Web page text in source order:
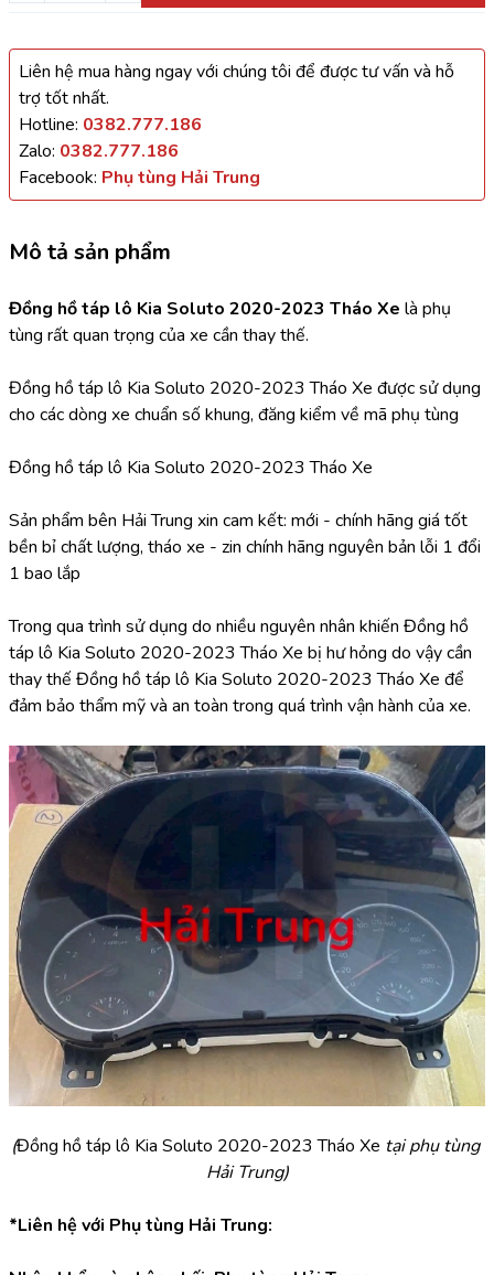
Liên hệ mua hàng ngay với chúng tôi để được tư vấn và hỗ
trợ tốt nhất.
Hotline: 0382.777.186
Zalo: 0382.777.186
Facebook: Phụ tùng Hải Trung
Mô tả sản phẩm
Đồng hồ táp lô Kia Soluto 2020-2023 Tháo Xe là phụ
tùng rất quan trọng của xe cần thay thế.
Đồng hồ táp lô Kia Soluto 2020-2023 Tháo Xe được sử dụng
cho các dòng xe chuẩn số khung, đăng kiểm về mã phụ tùng
Đồng hồ táp lô Kia Soluto 2020-2023 Tháo Xe
Sản phẩm bên Hải Trung xin cam kết: mới - chính hãng giá tốt
bền bỉ chất lượng, tháo xe - zin chính hãng nguyên bản lỗi 1 đổi
1 bao lắp
Trong qua trình sử dụng do nhiều nguyên nhân khiến Đồng hồ
táp lô Kia Soluto 2020-2023 Tháo Xe bị hư hỏng do vậy cần
thay thế Đồng hồ táp lô Kia Soluto 2020-2023 Tháo Xe để
đảm bảo thẩm mỹ và an toàn trong quá trình vận hành của xe.
(Đồng hồ táp lô Kia Soluto 2020-2023 Tháo Xe tại phụ tùng
Hải Trung)
*Liên hệ với Phụ tùng Hải Trung: